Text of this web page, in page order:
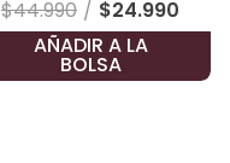
$44.990 $24.990
AÑADIR A LA
BOLSA